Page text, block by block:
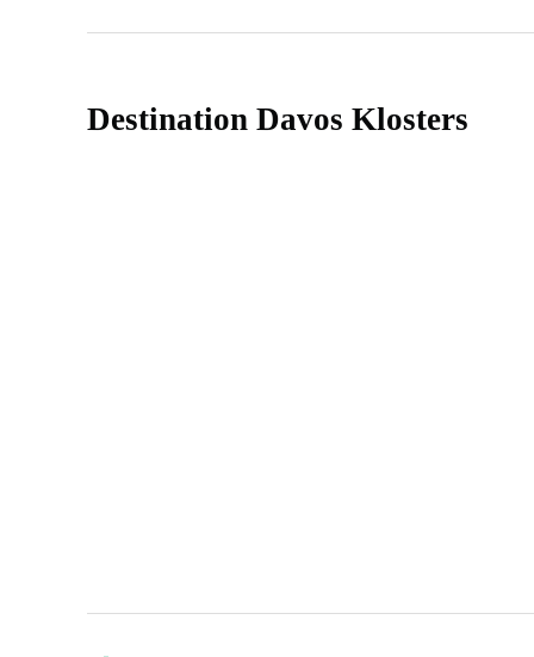
Destination Davos Klosters